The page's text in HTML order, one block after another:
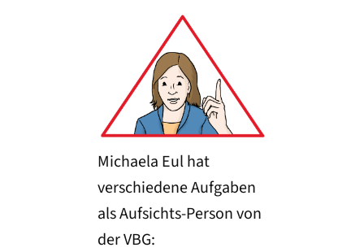
Michaela Eul hat
verschiedene Aufgaben
als Aufsichts-Person von
der VBG: